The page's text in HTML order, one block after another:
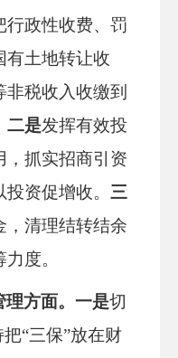
行政性收费、罚
有土地转让收
非税收入收缴到
二是发挥有效投
，抓实招商引资
资促增收。 三
，清理结转结余
度。
理方面。一是切
“三保”放在财